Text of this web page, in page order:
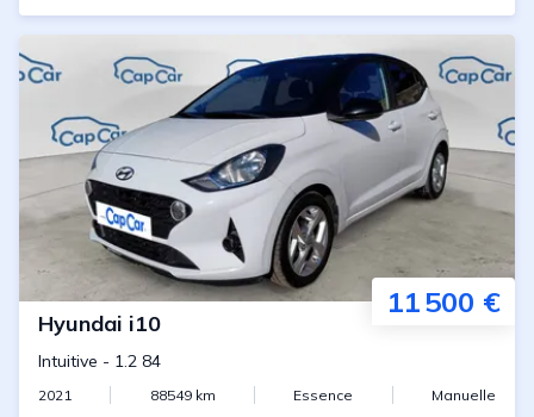
11 500 €
Hyundai i10
Intuitive - 1.2 84
2021 88549km Essence Manuelle